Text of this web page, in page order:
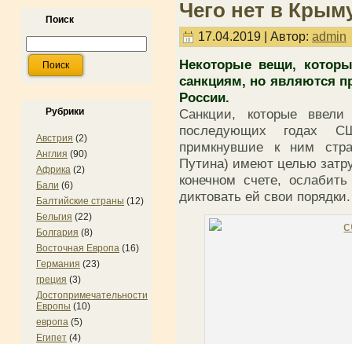
Поиск
Рубрики
Австрия (2)
Англия (90)
Африка (2)
Бали (6)
Балтийские страны (12)
Бельгия (22)
Болгария (8)
Восточная Европа (16)
Германия (23)
греция (3)
Достопримечательности
Европы (10)
европа (5)
Египет (4)
Чего нет в
17.04.2019 | Автор: admin
Некоторые вещи,
санкциям, но являются
России.
Санкции, которые
последующих годах
примкнувшие к ним
Путина) имеют целью
конечном счете,
диктовать ей свои порядки.